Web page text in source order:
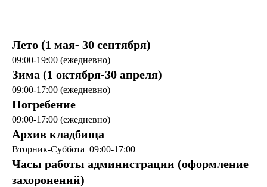
Лето (1 мая- 30 сентября)
09:00-19:00 (ежедневно)
Зима (1 октября-30 апреля)
09:00-17:00 (ежедневно)
Погребение
09:00-17:00 (ежедневно)
Архив кладбища
Вторник-Суббота 09:00-17:00
Часы работы администрации (оформление
захоронений)